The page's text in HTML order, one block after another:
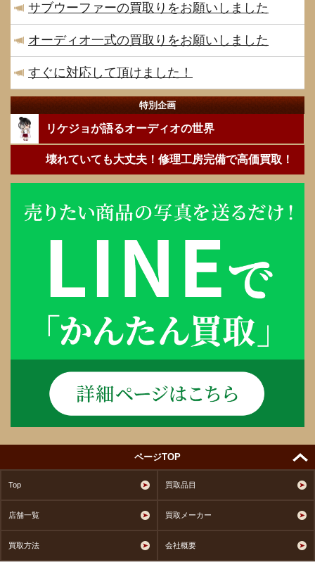
サブウーファーの買取りをお願いしました
オーディオ一式の買取りをお願いしました
すぐに対応して頂けました！
特別企画
リケジョが語るオーディオの世界
壊れていても大丈夫！修理工房完備で高価買取！
ページTOP
Top 買取品目
店舗一覧 買取メーカー
買取方法 会社概要